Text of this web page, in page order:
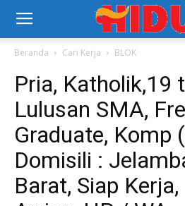
Beranda Cari Kerja BLOK
Pria, Katholik,19
Lulusan SMA,
Graduate, Komp
Domisili :
Barat, Siap